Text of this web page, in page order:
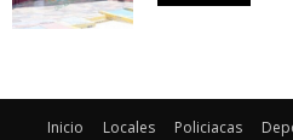
Inicio Locales Policiacas